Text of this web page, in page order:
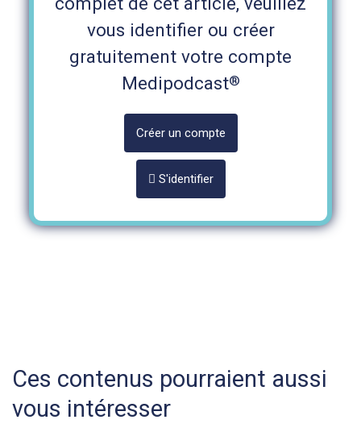
vous identifier ou créer
gratuitement votre compte
Medipodcast®
Créer un compte
S'identifier
Ces contenus pourraient aussi
vous intéresser